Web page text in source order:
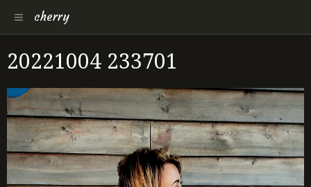
cherry
20221004 233701